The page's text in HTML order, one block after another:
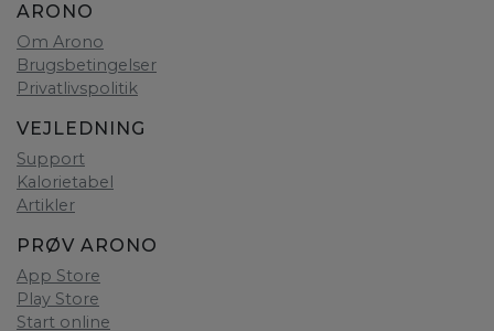
ARONO
Om Arono
Brugsbetingelser
Privatlivspolitik
VEJLEDNING
Support
Kalorietabel
Artikler
PRØV ARONO
App Store
Play Store
Start online